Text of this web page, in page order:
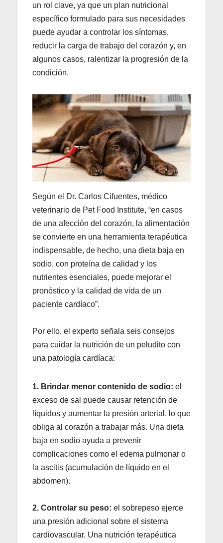
un rol clave, ya que un plan nutricional
específico formulado para sus necesidades
puede ayudar a controlar los síntomas,
reducir la carga de trabajo del corazón y, en
algunos casos, ralentizar la progresión de la
condición.
Según el Dr. Carlos Cifuentes, médico
veterinario de Pet Food Institute, “en casos
de una afección del corazón, la alimentación
se convierte en una herramienta terapéutica
indispensable, de hecho, una dieta baja en
sodio, con proteína de calidad y los
nutrientes esenciales, puede mejorar el
pronóstico y la calidad de vida de un
paciente cardíaco”.
Por ello, el experto señala seis consejos
para cuidar la nutrición de un peludito con
una patología cardíaca:
1. Brindar menor contenido de sodio: el
exceso de sal puede causar retención de
líquidos y aumentar la presión arterial, lo que
obliga al corazón a trabajar más. Una dieta
baja en sodio ayuda a prevenir
complicaciones como el edema pulmonar o
la ascitis (acumulación de líquido en el
abdomen).
2. Controlar su peso: el sobrepeso ejerce
una presión adicional sobre el sistema
cardiovascular. Una nutrición terapéutica